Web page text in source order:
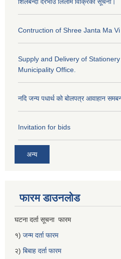
Contruction of Shree Janta Ma
Supply and Delivery of
Municipality Office.
नदि जन्य पधार्थ को बोलपत्र आवाहान
Invitation for bids
अन्य
फारम डाउनलोड
घटना दर्ता सूचना फारम
१) जन्म दर्ता फारम
२) बिबाह दर्ता फारम